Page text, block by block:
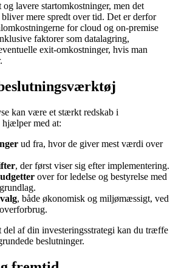
lavere startomkostninger, men det
mere spredt over tid. Det er derfor
for cloud og on-premise
faktorer som datalagring,
exit-omkostninger, hvis man
kan være et stærkt redskab i
hjælper med at:
ud fra, hvor de giver mest værdi over
, der først viser sig efter implementering.
over for ledelse og bestyrelse med
, både økonomisk og miljømæssigt, ved
af din investeringsstrategi kan du træffe
beslutninger.